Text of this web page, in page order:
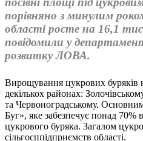
порівняно з минулим
області росте на 16,1
повідомили у
розвитку ЛОВА.
Вирощування цукрових буряків
декількох районах:
та Червоноградському.
Буг», яке забезпечує понад 70%
цукрового буряка. Загалом
сільгосппідприємств області.